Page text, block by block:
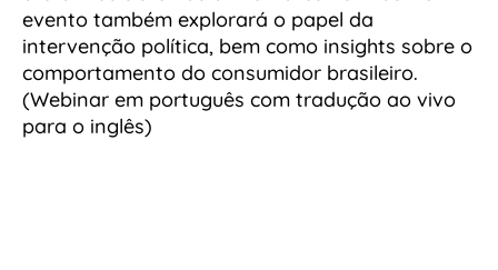
evento também explorará o papel da
intervenção política, bem como insights sobre o
comportamento do consumidor brasileiro.
(Webinar em português com tradução ao vivo
para o inglês)